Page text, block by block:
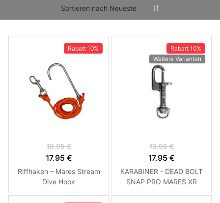
Rabatt 10%
19.95 €
17.95 €
Riffhaken – Mares Stream
Dive Hook
Rabatt 10%
Weitere Varianten
19.95 €
17.95 €
KARABINER - DEAD BOLT
SNAP PRO MARES XR
80mm